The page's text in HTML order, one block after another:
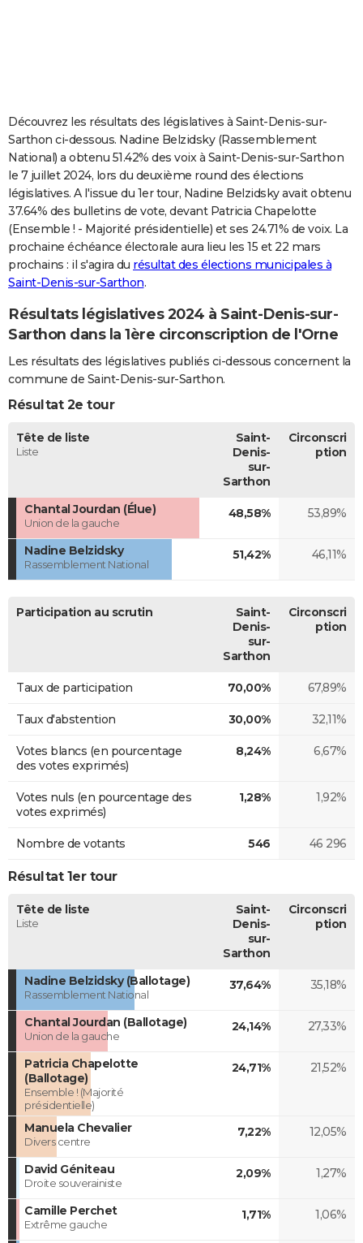
CARTE DE VOEUX
Carte de Noël
Carte Bonne année
Carte Saint-Valentin
Carte Pâques
Carte d'anniversaire
DICTIONNAIRE
Dictionnaire
Biographies
Citations
Expressions
Proverbes
PROGRAMME TV
COPAINS D'AVANT
S'inscrire
Se connecter
Lycées
Collèges
Primaires
Universités
Entreprises
Service militaire
Avis de recherche
AVIS DE DÉCÈS
FORUM
Bricolage
Lifestyle
Culture
Sport
Auto
Television
Voyage
Cinema
Découvrez les résultats des législatives à Saint-Denis-sur-
Sarthon ci-dessous. Nadine Belzidsky (Rassemblement
National) a obtenu 51.42% des voix à Saint-Denis-sur-Sarthon
le 7 juillet 2024, lors du deuxième round des élections
législatives. A l'issue du 1er tour, Nadine Belzidsky avait obtenu
37.64% des bulletins de vote, devant Patricia Chapelotte
(Ensemble ! - Majorité présidentielle) et ses 24.71% de voix. La
prochaine échéance électorale aura lieu les 15 et 22 mars
prochains : il s'agira du résultat des élections municipales à
Saint-Denis-sur-Sarthon.
Résultats législatives 2024 à Saint-Denis-sur-
Sarthon dans la 1ère circonscription de l'Orne
Les résultats des législatives publiés ci-dessous concernent la
commune de Saint-Denis-sur-Sarthon.
Résultat 2e tour
Tête de liste
Liste
Saint-
Denis-
sur-
Sarthon
Circonscri
ption
Chantal Jourdan (Élue)
Union de la gauche
48,58% 53,89%
Nadine Belzidsky
Rassemblement National
51,42% 46,11%
Participation au scrutin
Saint-
Denis-
sur-
Sarthon
Circonscri
ption
Taux de participation 70,00% 67,89%
Taux d'abstention 30,00% 32,11%
Votes blancs (en pourcentage
des votes exprimés)
8,24% 6,67%
Votes nuls (en pourcentage des
votes exprimés)
1,28% 1,92%
Nombre de votants 546 46 296
Résultat 1er tour
Tête de liste
Liste
Saint-
Denis-
sur-
Sarthon
Circonscri
ption
Nadine Belzidsky (Ballotage)
Rassemblement National
37,64% 35,18%
Chantal Jourdan (Ballotage)
Union de la gauche
24,14% 27,33%
Patricia Chapelotte
(Ballotage)
Ensemble ! (Majorité
présidentielle)
24,71% 21,52%
Manuela Chevalier
Divers centre
7,22% 12,05%
David Géniteau
Droite souverainiste
2,09% 1,27%
Camille Perchet
Extrême gauche
1,71% 1,06%